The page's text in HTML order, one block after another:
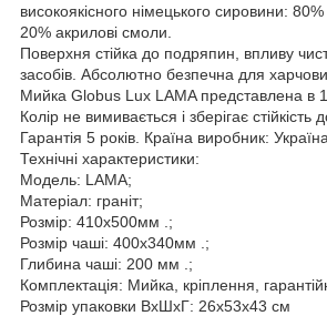
високоякісного німецького сировини: 80%
20% акрилові смоли.
Поверхня стійка до подряпин, впливу
засобів. Абсолютно безпечна для
Мийка Globus Lux LAMA представлена ​​в
Колір не вимивається і зберігає стійкість
Гарантія 5 років. Країна виробник: Україна.
Технічні характеристики:
Модель: LAMA;
Матеріал: граніт;
Розмір: 410x500мм .;
Розмір чаші: 400x340мм .;
Глибина чаші: 200 мм .;
Комплектація: Мийка, кріплення,
Розмір упаковки ВхШхГ: 26х53х43 см